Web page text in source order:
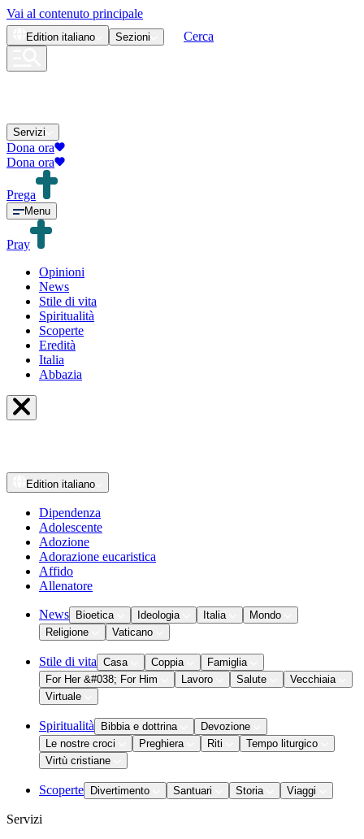
Vai al contenuto principale
Edition italiano Sezioni Cerca
Servizi
Dona ora
Dona ora
Prega
Menu
Pray
Opinioni
News
Stile di vita
Spiritualità
Scoperte
Eredità
Italia
Abbazia
Edition italiano
Dipendenza
Adolescente
Adozione
Adorazione eucaristica
Affido
Allenatore
News Bioetica Ideologia Italia
Mondo
Religione
Vaticano
Stile di vita Casa Coppia
Famiglia
For Her &#038; For Him
Lavoro Salute
Vecchiaia
Virtuale
Spiritualità Bibbia e dottrina
Devozione
Le nostre croci
Preghiera Riti
Tempo liturgico
Virtù cristiane
Scoperte Divertimento Santuari Storia Viaggi
Servizi